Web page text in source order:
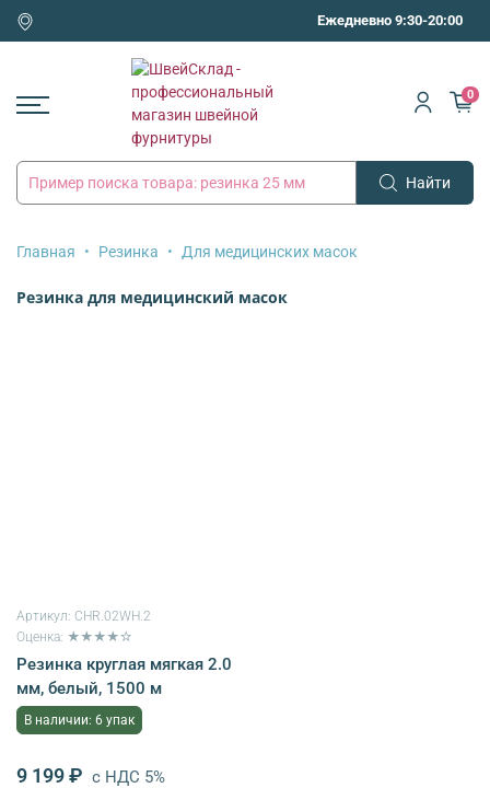
Ежедневно 9:30-20:00
Найти
0
Главная Резинка Для медицинских масок
Резинка для медицинский масок
Артикул: CHR.02WH.2
Оценка: ★★★★☆
Резинка круглая мягкая 2.0
мм, белый, 1500 м
В наличии: 6 упак
9 199 ₽ с НДС 5%